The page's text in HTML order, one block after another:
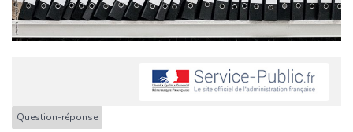
Question-réponse